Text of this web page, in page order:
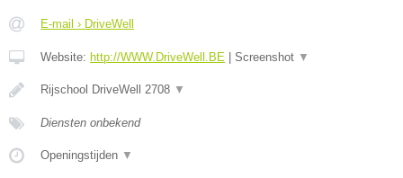
E-mail › DriveWell
Website: http://WWW.DriveWell.BE | Screenshot ▼
Rijschool DriveWell 2708 ▼
Diensten onbekend
Openingstijden ▼